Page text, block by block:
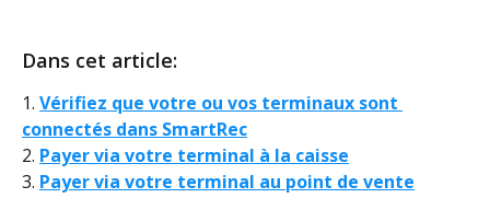
Dans cet article:
1. Vérifiez que votre ou vos terminaux sont
connectés dans SmartRec
2. Payer via votre terminal à la caisse
3. Payer via votre terminal au point de vente